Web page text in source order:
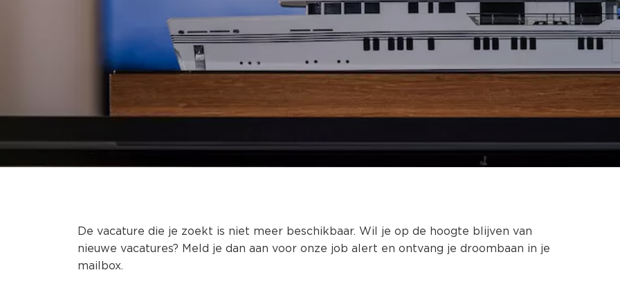
De vacature die je zoekt is niet meer beschikbaar. Wil je op de hoogte blijven van
nieuwe vacatures? Meld je dan aan voor onze job alert en ontvang je droombaan in je
mailbox.